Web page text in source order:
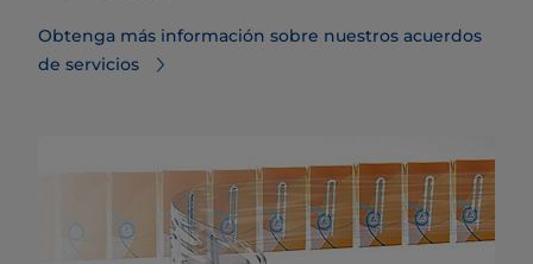
Obtenga más información sobre nuestros acuerdos
de servicios